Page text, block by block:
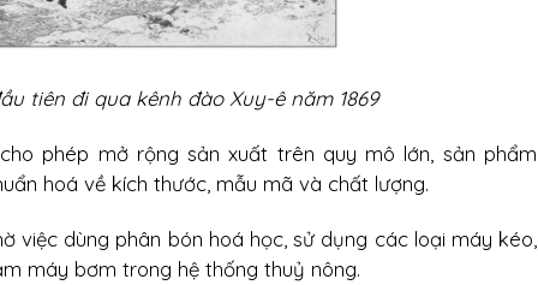
tiên đi qua kênh đào Xuy-ê năm 1869
phép mở rộng sản xuất trên quy mô lớn, sản phẩm
hoá về kích thước, mẫu mã và chất lượng.
việc dùng phân bón hoá học, sử dụng các loại máy kéo,
máy bơm trong hệ thống thuỷ nông.